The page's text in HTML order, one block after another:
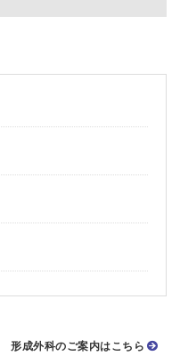
形成外科のご案内はこちら